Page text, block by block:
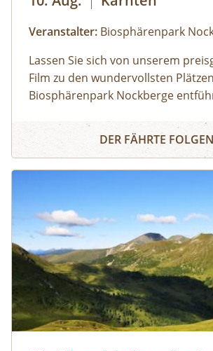
Veranstalter: Biosphärenpark
Lassen Sie sich von unserem
Film zu den wundervollsten
Biosphärenpark Nockberge
und erfahren Sie mehr über die
3D - Filmerlebnis - grüne Inseln im
DER FÄHRTE FOLGEN